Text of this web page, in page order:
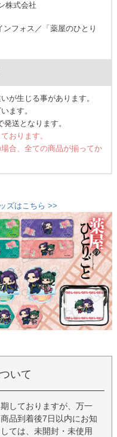
株式会社
フォス／「薬屋のひとり
が生じる事があります。
ます。
送となります。
おります。
合、全ての商品が揃ってか
ズはこちら >>
いて
しておりますが、万一
品到着後7日以内にお知
ては、未開封・未使用